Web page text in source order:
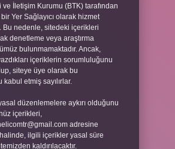
İletişim Kurumu (BTK) tarafından
Yer Sağlayıcı olarak hizmet
Bu nedenle, sitedeki içerikleri
denetleme veya araştırma
bulunmamaktadır. Ancak,
içeriklerin sorumluluğunu
siteye üye olarak bu
etmiş sayılırlar.
düzenlemelere aykırı olduğunu
içerikleri,
adresine
ilgili içerikler yasal süre
kaldırılacaktır.